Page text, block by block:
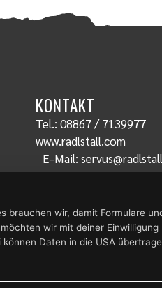
KONTAKT
Tel.: 08867 / 7139977
www.radlstall.com
E-Mail:
brauchen wir, damit Formulare
wir mit deiner
Daten in die USA